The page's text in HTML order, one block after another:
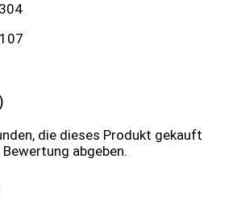
die dieses Produkt gekauft
abgeben.